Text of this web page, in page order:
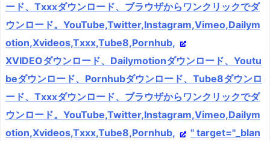
ード、Txxxダウンロード、ブラウザからワンクリックでダ
ウンロード。YouTube,Twitter,Instagram,Vimeo,Dailym
otion,Xvideos,Txxx,Tube8,Pornhub,
XVIDEOダウンロード、Dailymotionダウンロード、Youtu
beダウンロード、Pornhubダウンロード、Tube8ダウンロ
ード、Txxxダウンロード、ブラウザからワンクリックでダ
ウンロード。YouTube,Twitter,Instagram,Vimeo,Dailym
otion,Xvideos,Txxx,Tube8,Pornhub,
" target="_blan